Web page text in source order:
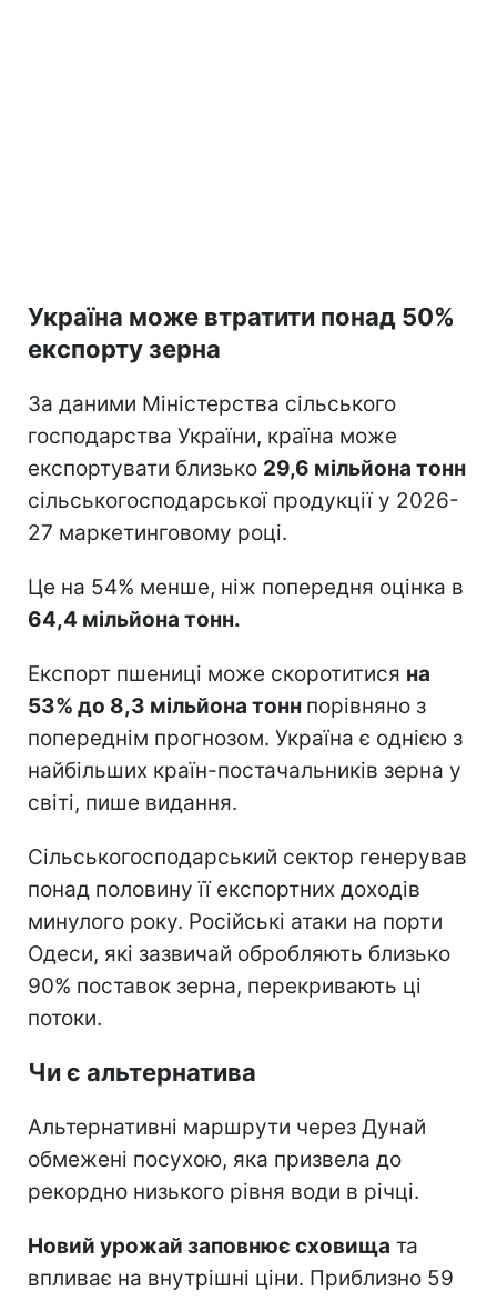
Україна може втратити понад 50%
експорту зерна
За даними Міністерства сільського
господарства України, країна може
експортувати близько 29,6 мільйона тонн
сільськогосподарської продукції у 2026-
27 маркетинговому році.
Це на 54% менше, ніж попередня оцінка в
64,4 мільйона тонн.
Експорт пшениці може скоротитися на
53% до 8,3 мільйона тонн порівняно з
попереднім прогнозом. Україна є однією з
найбільших країн-постачальників зерна у
світі, пише видання.
Сільськогосподарський сектор генерував
понад половину її експортних доходів
минулого року. Російські атаки на порти
Одеси, які зазвичай обробляють близько
90% поставок зерна, перекривають ці
потоки.
Чи є альтернатива
Альтернативні маршрути через Дунай
обмежені посухою, яка призвела до
рекордно низького рівня води в річці.
Новий урожай заповнює сховища та
впливає на внутрішні ціни. Приблизно 59